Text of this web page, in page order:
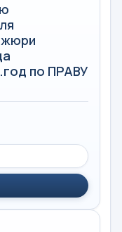
жюри
по ПРАВУ